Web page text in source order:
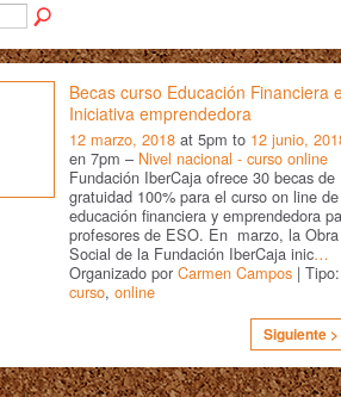
Becas curso Educación Financiera
Iniciativa emprendedora
12 marzo, 2018 at 5pm to 12 junio,
en 7pm – Nivel nacional - curso online
Fundación IberCaja ofrece 30 becas de
gratuidad 100% para el curso on line de
educación financiera y emprendedora
profesores de ESO. En marzo, la Obra
Social de la Fundación IberCaja inic…
Organizado por Carmen Campos | Tipo:
curso, online
Siguiente >